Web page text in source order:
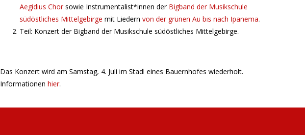
Aegidius Chor sowie Instrumentalist*innen der Bigband der Musikschule
südöstliches Mittelgebirge mit Liedern von der grünen Au bis nach Ipanema.
Teil: Konzert der Bigband der Musikschule südöstliches Mittelgebirge.
Das Konzert wird am Samstag, 4. Juli im Stadl eines Bauernhofes wiederholt.
Informationen hier.